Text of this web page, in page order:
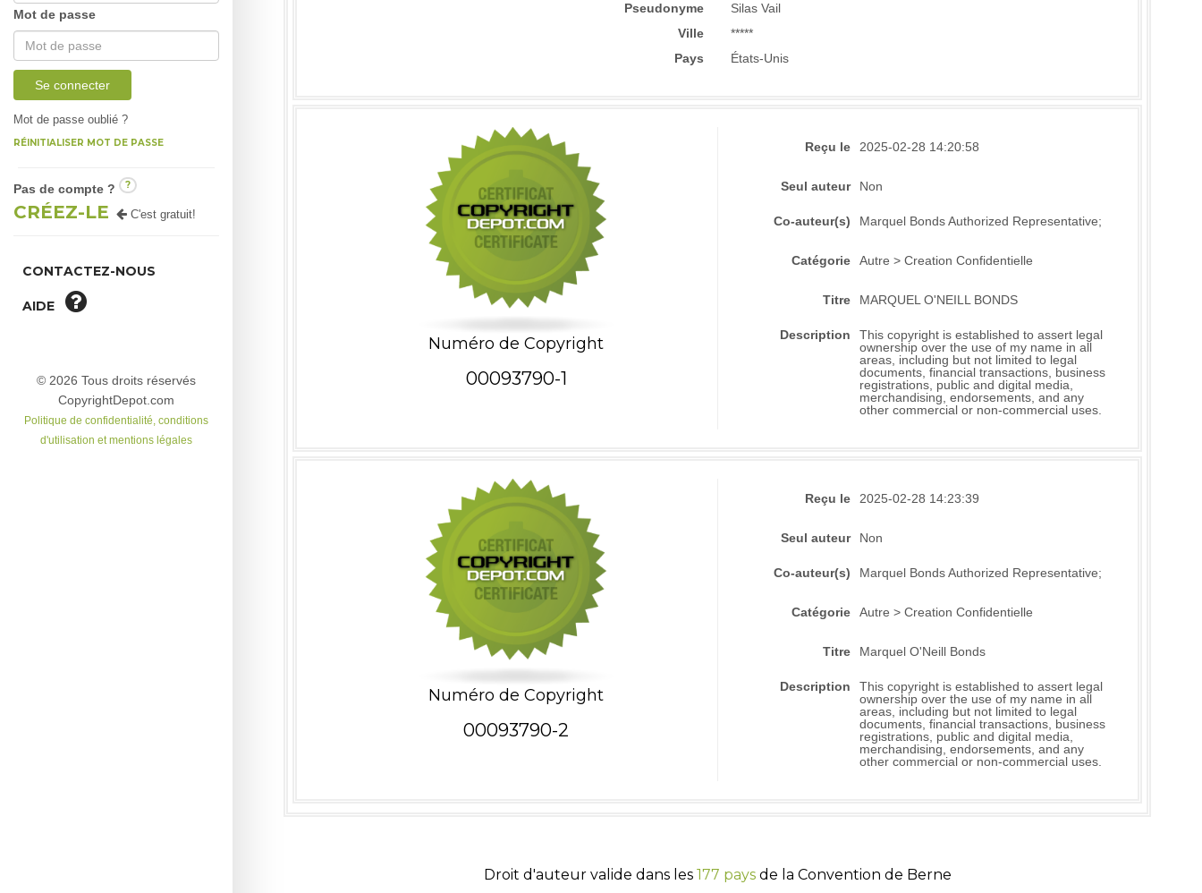
Mot de passe
Se connecter
Mot de passe oublié ?
RÉINITIALISER MOT DE PASSE
Pas de compte ? ?
CRÉEZ-LE C'est gratuit!
CONTACTEZ-NOUS
AIDE
© 2026 Tous droits réservés
CopyrightDepot.com
Politique de confidentialité, conditions
d'utilisation et mentions légales
Pseudonyme
Silas Vail
Ville
*****
Pays
États-Unis
Numéro de Copyright
00093790-1
Reçu le 2025-02-28 14:20:58
Seul auteur Non
Co-auteur(s) Marquel Bonds Authorized Representative;
Catégorie Autre > Creation Confidentielle
Titre MARQUEL O'NEILL BONDS
Description
This copyright is established to assert legal
ownership over the use of my name in all
areas, including but not limited to legal
documents, financial transactions, business
registrations, public and digital media,
merchandising, endorsements, and any
other commercial or non-commercial uses.
Numéro de Copyright
00093790-2
Reçu le 2025-02-28 14:23:39
Seul auteur Non
Co-auteur(s) Marquel Bonds Authorized Representative;
Catégorie Autre > Creation Confidentielle
Titre Marquel O'Neill Bonds
Description
This copyright is established to assert legal
ownership over the use of my name in all
areas, including but not limited to legal
documents, financial transactions, business
registrations, public and digital media,
merchandising, endorsements, and any
other commercial or non-commercial uses.
Droit d'auteur valide dans les 177 paysde la Convention de Berne